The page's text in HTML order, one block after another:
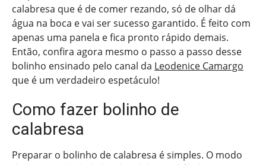
calabresa que é de comer rezando, só de olhar dá
água na boca e vai ser sucesso garantido. É feito com
apenas uma panela e fica pronto rápido demais.
Então, confira agora mesmo o passo a passo desse
bolinho ensinado pelo canal da Leodenice Camargo
que é um verdadeiro espetáculo!
Como fazer bolinho de
calabresa
Preparar o bolinho de calabresa é simples. O modo